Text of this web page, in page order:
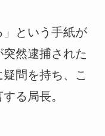
」という手紙が
然逮捕された
問を持ち、こ
る局長。